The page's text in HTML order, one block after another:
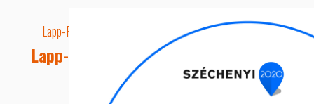
Lapp-Fa EUTR technikai azonosító száma: AA5849163
Lapp-fa Kft. Webshop Ügyfélszolgálat
Telefon: +36 20 8515050
E-mail cím: webshop@lapp-fa.hu